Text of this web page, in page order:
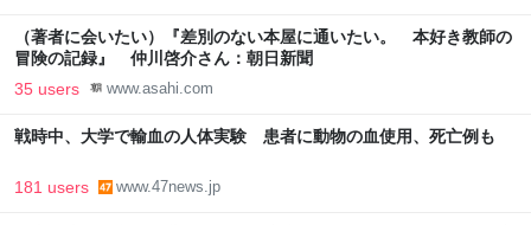
（著者に会いたい）『差別のない本屋に通いたい。 本好き教師の
冒険の記録』 仲川啓介さん：朝日新聞
35 users www.asahi.com
戦時中、大学で輸血の人体実験 患者に動物の血使用、死亡例も
181 users www.47news.jp